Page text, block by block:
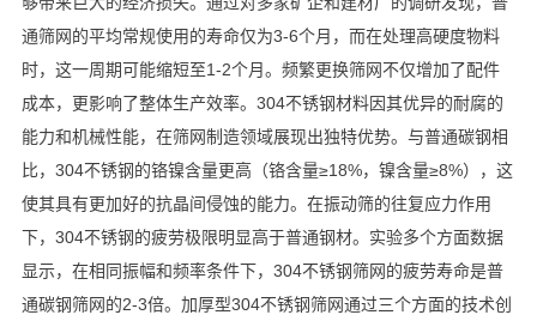
通筛网的平均常规使用的寿命仅为3-6个月，而在处理高硬度物料
时，这一周期可能缩短至1-2个月。频繁更换筛网不仅增加了配件
成本，更影响了整体生产效率。304不锈钢材料因其优异的耐腐的
能力和机械性能，在筛网制造领域展现出独特优势。与普通碳钢相
比，304不锈钢的铬镍含量更高（铬含量≥18%，镍含量≥8%），这
使其具有更加好的抗晶间侵蚀的能力。在振动筛的往复应力作用
下，304不锈钢的疲劳极限明显高于普通钢材。实验多个方面数据
显示，在相同振幅和频率条件下，304不锈钢筛网的疲劳寿命是普
通碳钢筛网的2-3倍。加厚型304不锈钢筛网通过三个方面的技术创